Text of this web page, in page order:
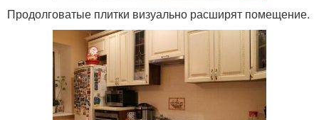
Продолговатые плитки визуально расширят помещение.